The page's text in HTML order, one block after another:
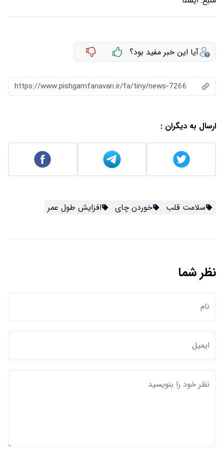
آیا این خبر مفید بود؟
https://www.pishgamfanavari.ir/fa/tiny/news-7266
ارسال به دیگران :
سلامت قلب خوردن چای افزایش طول عمر
نظر شما